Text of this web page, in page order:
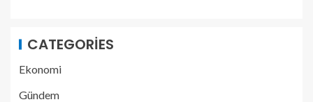
CATEGORIES
Ekonomi
Gündem